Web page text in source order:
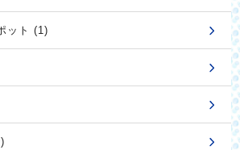
ット (1)